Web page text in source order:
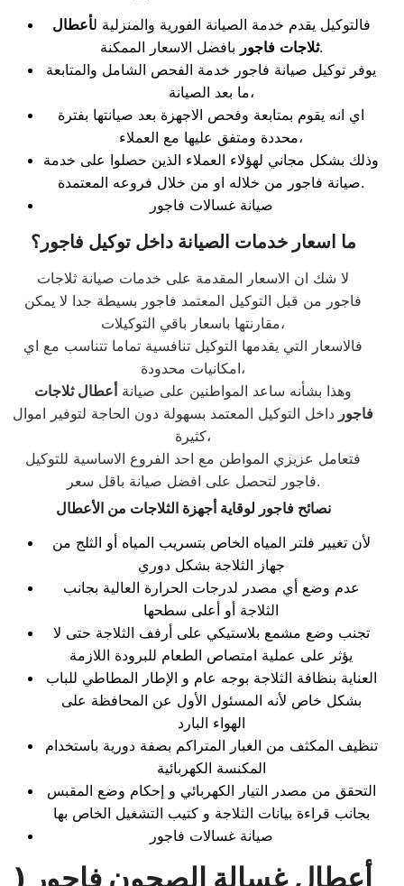
فالتوكيل يقدم خدمة الصيانة الفورية والمنزلية لأعطال
ثلاجات فاجور
بافضل الاسعار الممكنة.
يوفر توكيل صيانة فاجور خدمة الفحص الشامل والمتابعة
ما بعد الصيانة،
اي انه يقوم بمتابعة وفحص الاجهزة بعد صيانتها بفترة
محددة ومتفق عليها مع العملاء،
وذلك بشكل مجاني لهؤلاء العملاء الذين حصلوا على خدمة
صيانة فاجور من خلاله او من خلال فروعه المعتمدة.
صيانة غسالات فاجور
ما اسعار خدمات الصيانة داخل توكيل فاجور ؟
لا شك ان الاسعار المقدمة على خدمات صيانة ثلاجات
فاجور من قبل التوكيل المعتمد فاجور بسيطة جدا لا يمكن
مقارنتها باسعار باقي التوكيلات،
فالاسعار التي يقدمها التوكيل تنافسية تماما تتناسب مع اي
امكانيات محدودة،
وهذا بشأنه ساعد المواطنين على صيانة أعطال ثلاجات
فاجور داخل التوكيل المعتمد بسهولة دون الحاجة لتوفير اموال
كثيرة،
فتعامل عزيزي المواطن مع احد الفروع الاساسية للتوكيل
فاجور لتحصل على افضل صيانة باقل سعر.
نصائح فاجور لوقاية أجهزة الثلاجات من الأعطال
لأن تغيير فلتر المياه الخاص بتسريب المياه أو الثلج من
جهاز الثلاجة بشكل دوري
عدم وضع أي مصدر لدرجات الحرارة العالية بجانب
الثلاجة أو أعلى سطحها
تجنب وضع مشمع بلاستيكي على أرفف الثلاجة حتى لا
يؤثر على عملية امتصاص الطعام للبرودة اللازمة
العناية بنظافة الثلاجة بوجه عام و الإطار المطاطي للباب
بشكل خاص لأنه المسئول الأول عن المحافظة على
الهواء البارد
تنظيف المكثف من الغبار المتراكم بصفة دورية باستخدام
المكنسة الكهربائية
التحقق من مصدر التيار الكهربائي و إحكام وضع المقبس
بجانب قراءة بيانات الثلاجة و كتيب التشغيل الخاص بها
صيانة غسالات فاجور
أعطال غسالة الصحون فاجور (